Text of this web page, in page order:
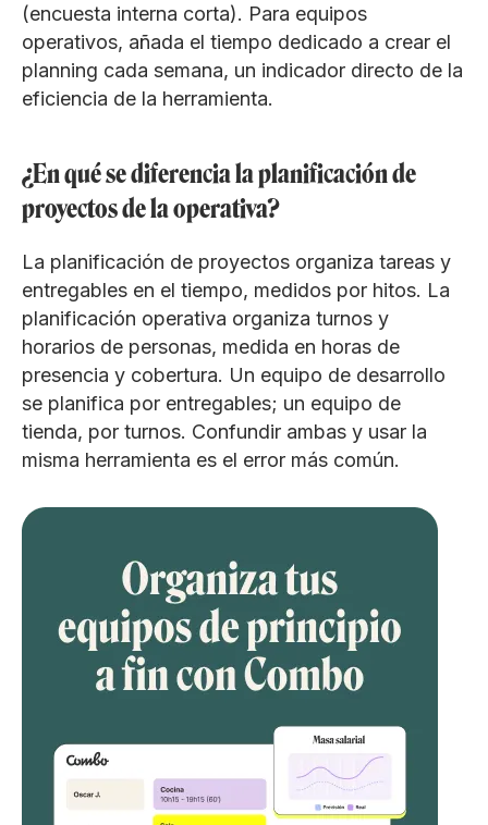
(encuesta interna corta). Para equipos
operativos, añada el tiempo dedicado a crear el
planning cada semana, un indicador directo de la
eficiencia de la herramienta.
¿En qué se diferencia la planificación de
proyectos de la operativa?
La planificación de proyectos organiza tareas y
entregables en el tiempo, medidos por hitos. La
planificación operativa organiza turnos y
horarios de personas, medida en horas de
presencia y cobertura. Un equipo de desarrollo
se planifica por entregables; un equipo de
tienda, por turnos. Confundir ambas y usar la
misma herramienta es el error más común.